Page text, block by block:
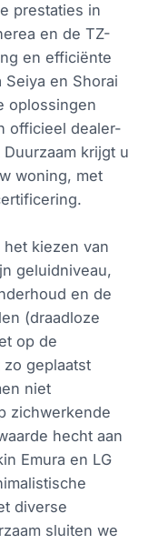
prestaties in
en de TZ-
en efficiënte
en Shorai
oplossingen
officieel dealer-
krijgt u
woning, met
kiezen van
geluidniveau,
en de
(draadloze
op de
geplaatst
niet
zichwerkende
hecht aan
Emura en LG
diverse
sluiten we